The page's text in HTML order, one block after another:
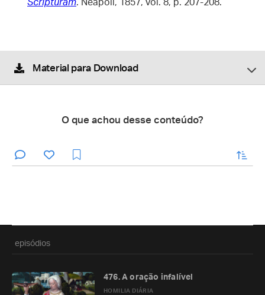
Scripturam. Neapoli, 1857, vol. 8, p. 207-208.
Material para Download
O que achou desse conteúdo?
enviar
episódios
HOMILIA DIÁRIA
476. A oração infalível